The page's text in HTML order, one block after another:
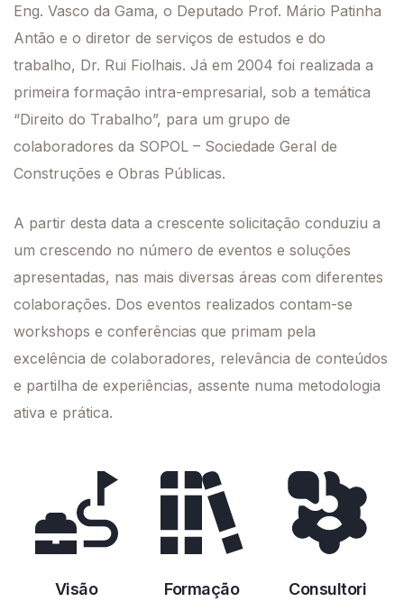
Eng. Vasco da Gama, o Deputado Prof. Mário Patinha
Antão e o diretor de serviços de estudos e do
trabalho, Dr. Rui Fiolhais. Já em 2004 foi realizada a
primeira formação intra-empresarial, sob a temática
“Direito do Trabalho”, para um grupo de
colaboradores da SOPOL – Sociedade Geral de
Construções e Obras Públicas.
A partir desta data a crescente solicitação conduziu a
um crescendo no número de eventos e soluções
apresentadas, nas mais diversas áreas com diferentes
colaborações. Dos eventos realizados contam-se
workshops e conferências que primam pela
excelência de colaboradores, relevância de conteúdos
e partilha de experiências, assente numa metodologia
ativa e prática.
Visão
Formação
Consultori